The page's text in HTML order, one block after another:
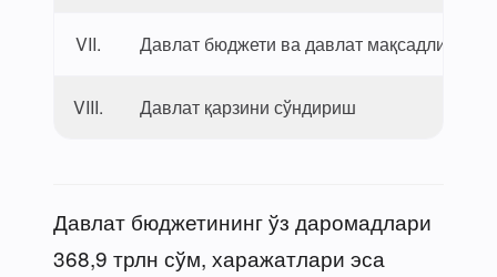
VII. Давлат бюджети ва давлат мақсадли
VIII. Давлат қарзини сўндириш
Давлат бюджетининг ўз даромадлари
368,9 трлн сўм, харажатлари эса